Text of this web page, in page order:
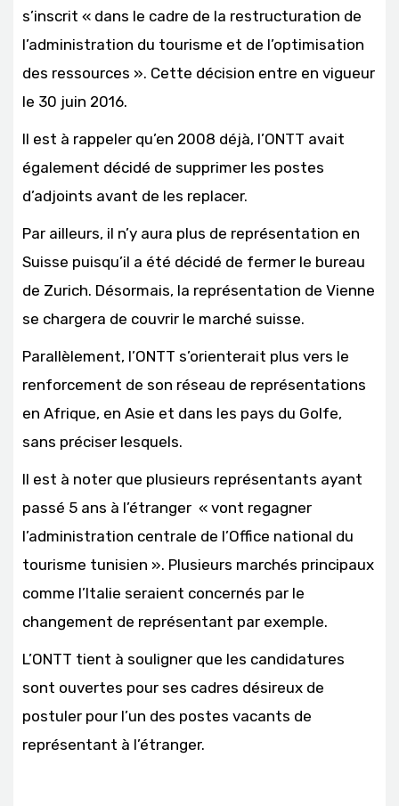
s’inscrit « dans le cadre de la restructuration de
l’administration du tourisme et de l’optimisation
des ressources ». Cette décision entre en vigueur
le 30 juin 2016.
Il est à rappeler qu’en 2008 déjà, l’ONTT avait
également décidé de supprimer les postes
d’adjoints avant de les replacer.
Par ailleurs, il n’y aura plus de représentation en
Suisse puisqu’il a été décidé de fermer le bureau
de Zurich. Désormais, la représentation de Vienne
se chargera de couvrir le marché suisse.
Parallèlement, l’ONTT s’orienterait plus vers le
renforcement de son réseau de représentations
en Afrique, en Asie et dans les pays du Golfe,
sans préciser lesquels.
Il est à noter que plusieurs représentants ayant
passé 5 ans à l’étranger « vont regagner
l’administration centrale de l’Office national du
tourisme tunisien ». Plusieurs marchés principaux
comme l’Italie seraient concernés par le
changement de représentant par exemple.
L’ONTT tient à souligner que les candidatures
sont ouvertes pour ses cadres désireux de
postuler pour l’un des postes vacants de
représentant à l’étranger.